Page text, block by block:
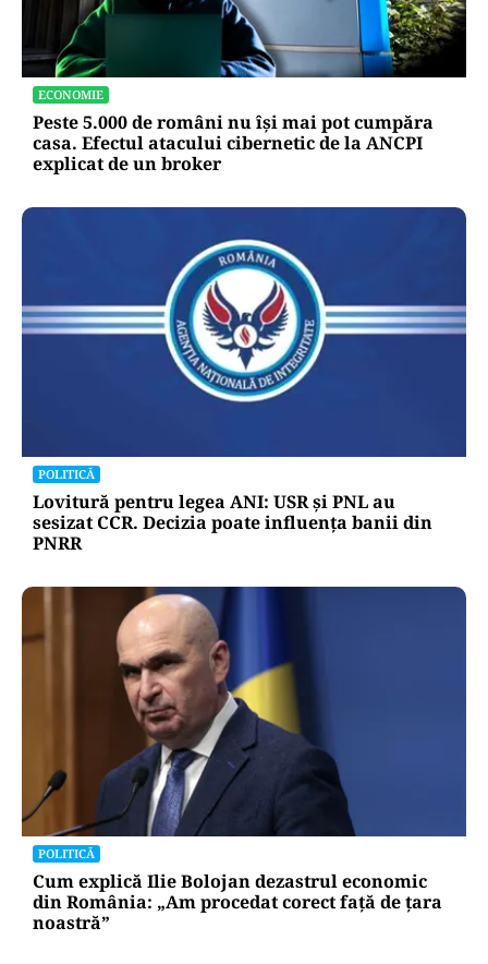
ECONOMIE
Peste 5.000 de români nu își mai pot cumpăra
casa. Efectul atacului cibernetic de la ANCPI
explicat de un broker
POLITICĂ
Lovitură pentru legea ANI: USR și PNL au
sesizat CCR. Decizia poate influența banii din
PNRR
POLITICĂ
Cum explică Ilie Bolojan dezastrul economic
din România: „Am procedat corect față de țara
noastră”